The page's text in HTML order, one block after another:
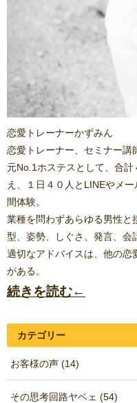
恋愛トレーナーかずみん
恋愛トレーナー、セミナー講
元No.1ホステスとして、合
え、１日４０人とLINEやメ
間体験。
業種を問わずあらゆる男性と
型、姿勢、しぐさ、発言、会
適切なアドバイスは、他の恋
がある。
続きを読む←
カテゴリー
お客様の声 (14)
その思考回路ヤベェ (54)